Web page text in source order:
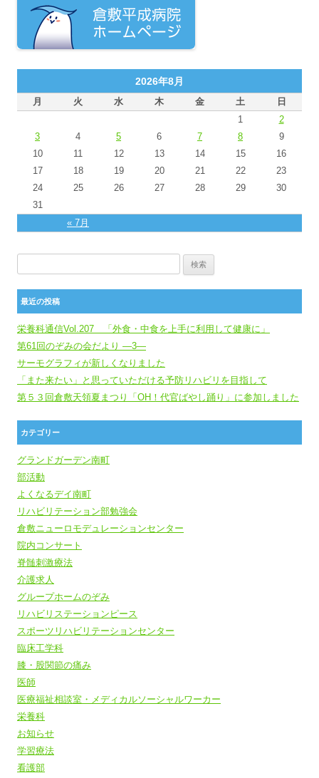
2026年8月
月 火 水 木 金 土 日
« 7月
1
2
3
4 5 6 7 8
9
10
11 12 13 14 15
16
17
18 19 20 21 22
23
24
25 26 27 28 29
30
31
最近の投稿
栄養科通信Vol.207 「外食・中食を上手に利用して健康に」
第61回のぞみの会だより ―3―
サーモグラフィが新しくなりました
「また来たい」と思っていただける予防リハビリを目指して
第５３回倉敷天領夏まつり「OH！代官ばやし踊り」に参加しました
カテゴリー
グランドガーデン南町
部活動
よくなるデイ南町
リハビリテーション部勉強会
倉敷ニューロモデュレーションセンター
院内コンサート
脊髄刺激療法
介護求人
グループホームのぞみ
リハビリステーションピース
スポーツリハビリテーションセンター
臨床工学科
膝・股関節の痛み
医師
医療福祉相談室・メディカルソーシャルワーカー
栄養科
お知らせ
学習療法
看護部